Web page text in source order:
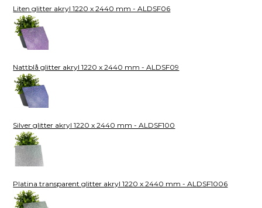
Liten glitter akryl 1220 x 2440 mm - ALDSF06
Nattblå glitter akryl 1220 x 2440 mm - ALDSF09
Silver glitter akryl 1220 x 2440 mm - ALDSF100
Platina transparent glitter akryl 1220 x 2440 mm - ALDSF1006